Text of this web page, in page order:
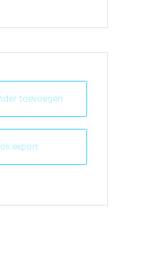
toevoegen
export